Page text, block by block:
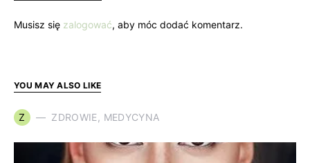
Musisz się zalogować, aby móc dodać komentarz.
YOU MAY ALSO LIKE
Z ZDROWIE, MEDYCYNA